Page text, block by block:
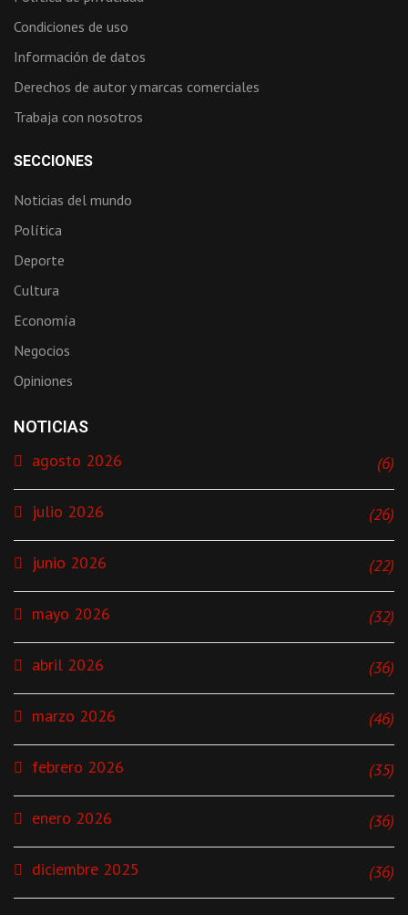
Condiciones de uso
Información de datos
Derechos de autor y marcas comerciales
Trabaja con nosotros
SECCIONES
Noticias del mundo
Política
Deporte
Cultura
Economía
Negocios
Opiniones
NOTICIAS
agosto 2026 (6)
julio 2026 (26)
junio 2026 (22)
mayo 2026 (32)
abril 2026 (36)
marzo 2026 (46)
febrero 2026 (35)
enero 2026 (36)
diciembre 2025 (36)